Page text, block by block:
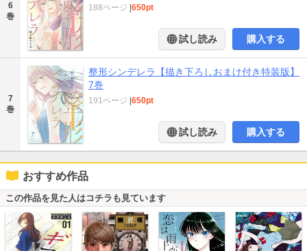
6
巻
188ページ 650pt
試し読み 購入する
7
巻
整形シンデレラ【描き下ろしおまけ付き特装版】
7巻
191ページ 650pt
試し読み 購入する
おすすめ作品
この作品を見た人はコチラも見ています